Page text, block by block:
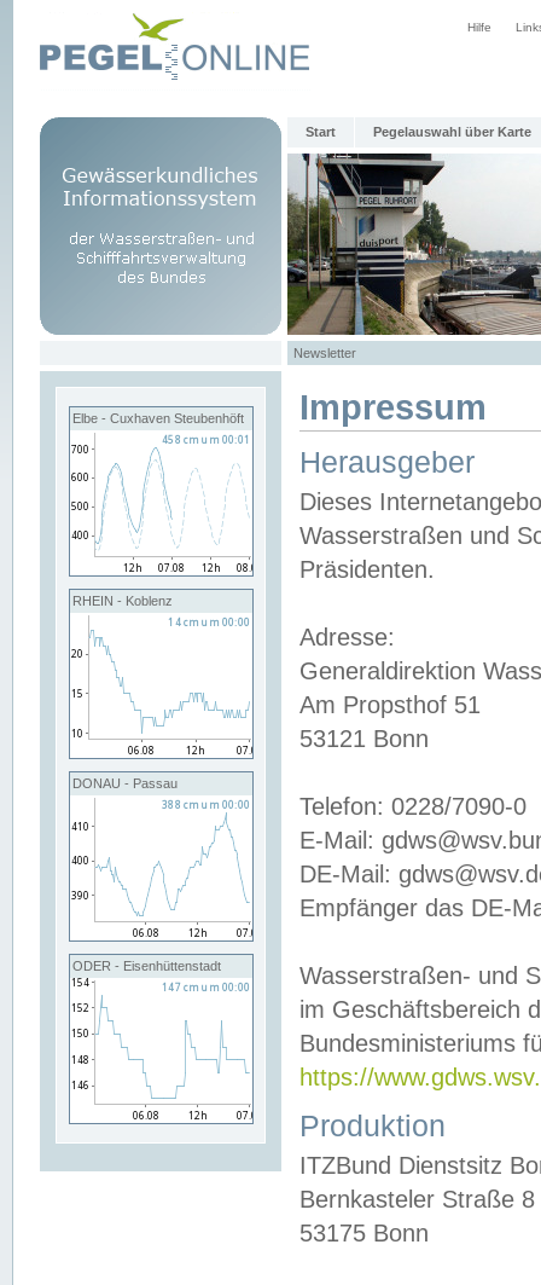
Hilfe
Start Pegelauswahl über Karte
Newsletter
Elbe - Cuxhaven Steubenhöft
RHEIN - Koblenz
DONAU - Passau
ODER - Eisenhüttenstadt
Impressum
Herausgeber
Dieses
Wasserstraßen und
Präsidenten.
Adresse:
Generaldirektion
Am Propsthof 51
53121 Bonn
Telefon: 0228/7090-0
E-Mail:
DE-Mail:
Empfänger das DE-
Wasserstraßen- und
im Geschäftsbereich
Bundesministeriums
https://
Produktion
ITZBund Dienstsitz
Bernkasteler Straße 8
53175 Bonn